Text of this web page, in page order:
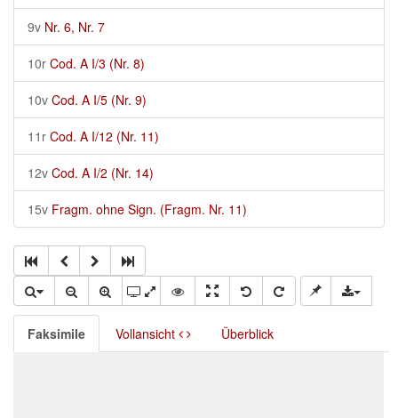
9v Nr. 6, Nr. 7
10r Cod. A I/3 (Nr. 8)
10v Cod. A I/5 (Nr. 9)
11r Cod. A I/12 (Nr. 11)
12v Cod. A I/2 (Nr. 14)
15v Fragm. ohne Sign. (Fragm. Nr. 11)
Faksimile Vollansicht Überblick